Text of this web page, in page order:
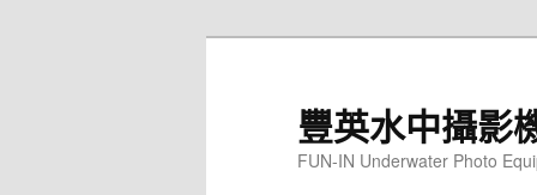
豐英水中攝影
FUN-IN Underwater Photo